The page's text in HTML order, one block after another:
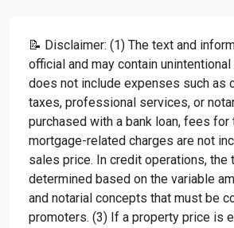
📝 Disclaimer: (1) The text and
official and may contain
does not include expenses such as
taxes, professional services, or
purchased with a bank loan, fees for
mortgage-related charges are not
sales price. In credit operations, the
determined based on the variable
and notarial concepts that must be
promoters. (3) If a property price is